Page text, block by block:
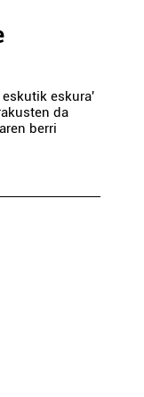
eskura'
da
berri